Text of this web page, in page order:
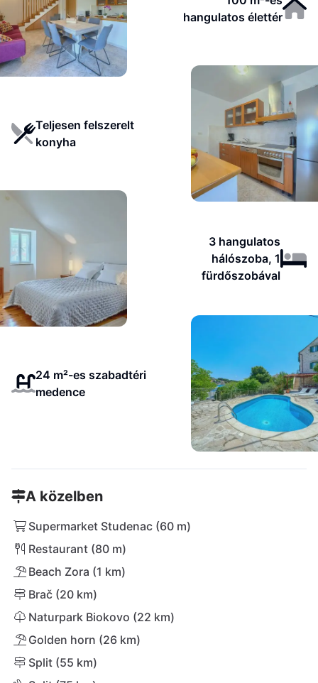
hangulatos élettér
Teljesen felszerelt
konyha
3 hangulatos
hálószoba, 1
fürdőszobával
24 m²-es szabadtéri
medence
A közelben
Supermarket Studenac (60 m)
Restaurant (80 m)
Beach Zora (1 km)
Brač (20 km)
Naturpark Biokovo (22 km)
Golden horn (26 km)
Split (55 km)